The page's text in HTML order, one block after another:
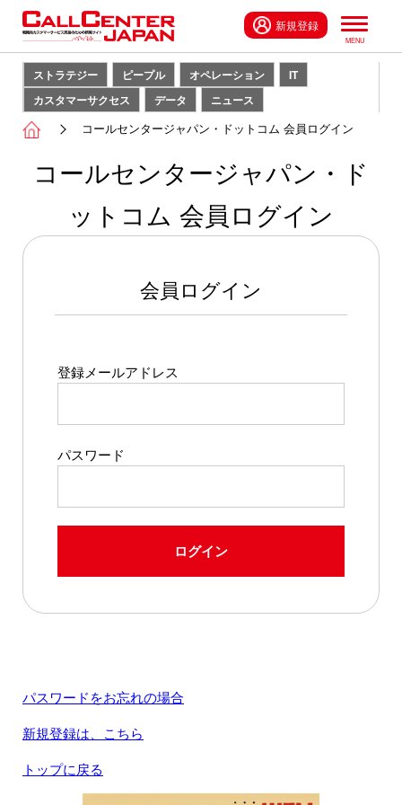
新規登録
ストラテジー ピープル オペレーション
IT
カスタマーサクセス
データ ニュース
コールセンタージャパン・ドットコム 会員ログイン
コールセンタージャパン・ド
ットコム 会員ログイン
会員ログイン
登録メールアドレス
パスワード
ログイン
パスワードをお忘れの場合
新規登録は、こちら
トップに戻る